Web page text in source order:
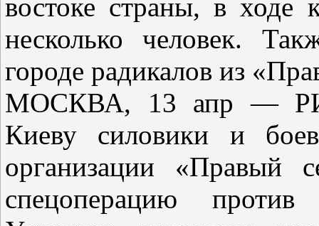
востоке страны, в
несколько человек.
городе радикалов из
МОСКВА, 13 апр —
Киеву силовики и
организации «Правый
спецоперацию против